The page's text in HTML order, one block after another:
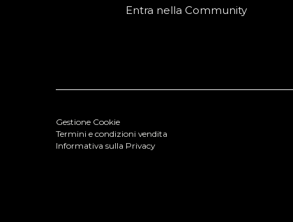
Entra nella Community
Gestione Cookie
Termini e condizioni vendita
Informativa sulla Privacy